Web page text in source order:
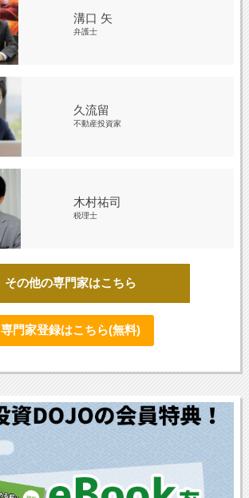
溝口 矢
弁護士
久流留
不動産投資家
木村祐司
税理士
その他の専門家はこちら
専門家登録はこちら(無料)